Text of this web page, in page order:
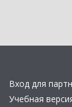
Вход для
Учебная